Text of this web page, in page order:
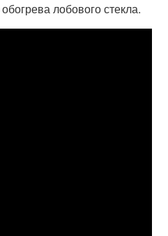
лобового стекла.